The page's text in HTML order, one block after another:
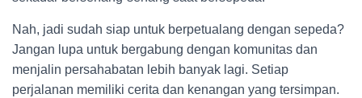
Nah, jadi sudah siap untuk berpetualang dengan sepeda?
Jangan lupa untuk bergabung dengan komunitas dan
menjalin persahabatan lebih banyak lagi. Setiap
perjalanan memiliki cerita dan kenangan yang tersimpan.